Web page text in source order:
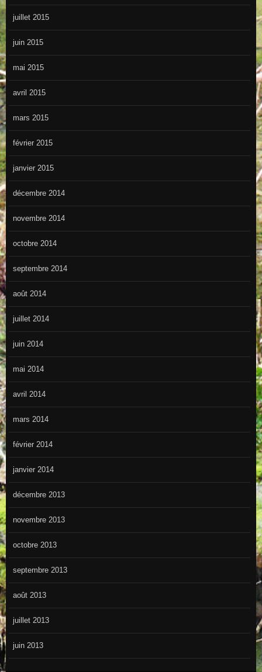
juillet 2015
juin 2015
mai 2015
avril 2015
mars 2015
février 2015
janvier 2015
décembre 2014
novembre 2014
octobre 2014
septembre 2014
août 2014
juillet 2014
juin 2014
mai 2014
avril 2014
mars 2014
février 2014
janvier 2014
décembre 2013
novembre 2013
octobre 2013
septembre 2013
août 2013
juillet 2013
juin 2013